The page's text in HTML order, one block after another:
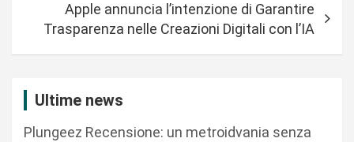
a
Apple annuncia l’intenzione di Garantire
Trasparenza nelle Creazioni Digitali con l’IA
Ultime news
Plungeez Recensione: un metroidvania senza